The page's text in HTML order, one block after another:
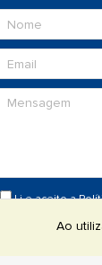
Li e aceito a
Ao